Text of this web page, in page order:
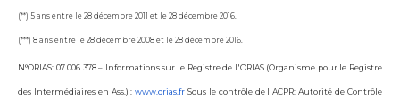
(**) 5 ans entre le 28 décembre 2011 et le 28 décembre 2016.
(***) 8 ans entre le 28 décembre 2008 et le 28 décembre 2016.
N°ORIAS: 07 006 378 – Informations sur le Registre de l'ORIAS (Organisme pour le Registre
des Intermédiaires en Ass.) :www.orias.fr Sous le contrôle de l'ACPR: Autorité de Contrôle